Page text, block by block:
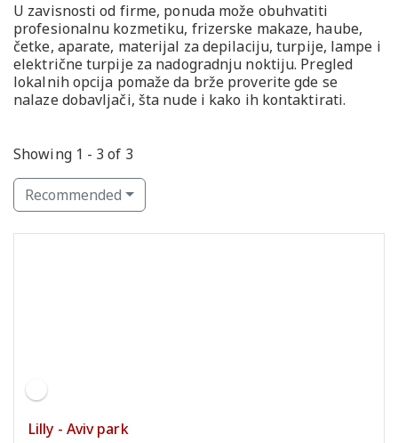
U zavisnosti od firme, ponuda može obuhvatiti
profesionalnu kozmetiku, frizerske makaze, haube,
četke, aparate, materijal za depilaciju, turpije, lampe i
električne turpije za nadogradnju noktiju. Pregled
lokalnih opcija pomaže da brže proverite gde se
nalaze dobavljači, šta nude i kako ih kontaktirati.
Showing 1 - 3 of 3
Recommended
Lilly - Aviv park